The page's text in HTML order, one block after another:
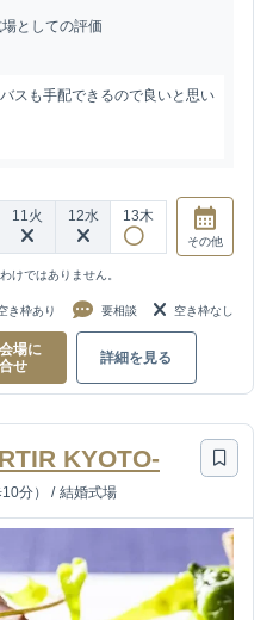
としての評価
スも手配できるので良いと思い
11火 12水 13木
その他
けではありません。
き枠あり 要相談 空き枠なし
場に
せ
詳細を見る
KYOTO-
分） / 結婚式場